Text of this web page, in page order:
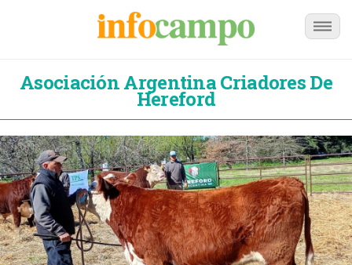
Asociación Argentina Criadores De
Hereford